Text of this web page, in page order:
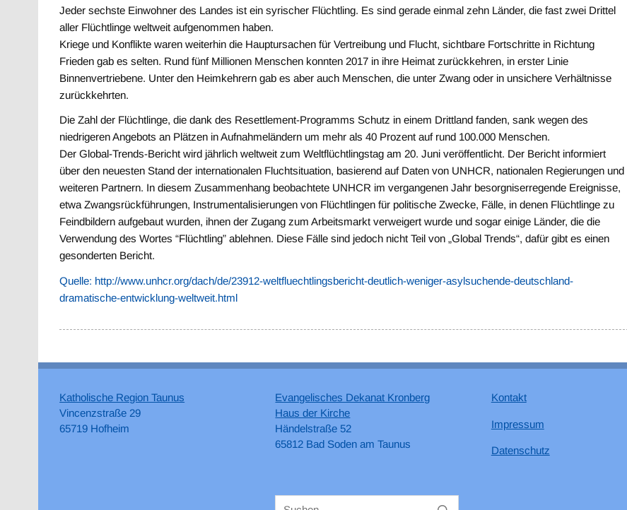
Jeder sechste Einwohner des Landes ist ein syrischer Flüchtling. Es sind gerade einmal zehn Länder, die fast zwei Drittel
aller Flüchtlinge weltweit aufgenommen haben.
Kriege und Konflikte waren weiterhin die Hauptursachen für Vertreibung und Flucht, sichtbare Fortschritte in Richtung
Frieden gab es selten. Rund fünf Millionen Menschen konnten 2017 in ihre Heimat zurückkehren, in erster Linie
Binnenvertriebene. Unter den Heimkehrern gab es aber auch Menschen, die unter Zwang oder in unsichere Verhältnisse
zurückkehrten.
Die Zahl der Flüchtlinge, die dank des Resettlement-Programms Schutz in einem Drittland fanden, sank wegen des
niedrigeren Angebots an Plätzen in Aufnahmeländern um mehr als 40 Prozent auf rund 100.000 Menschen.
Der Global-Trends-Bericht wird jährlich weltweit zum Weltflüchtlingstag am 20. Juni veröffentlicht. Der Bericht informiert
über den neuesten Stand der internationalen Fluchtsituation, basierend auf Daten von UNHCR, nationalen Regierungen und
weiteren Partnern. In diesem Zusammenhang beobachtete UNHCR im vergangenen Jahr besorgniserregende Ereignisse,
etwa Zwangsrückführungen, Instrumentalisierungen von Flüchtlingen für politische Zwecke, Fälle, in denen Flüchtlinge zu
Feindbildern aufgebaut wurden, ihnen der Zugang zum Arbeitsmarkt verweigert wurde und sogar einige Länder, die die
Verwendung des Wortes “Flüchtling” ablehnen. Diese Fälle sind jedoch nicht Teil von „Global Trends“, dafür gibt es einen
gesonderten Bericht.
Quelle: http://www.unhcr.org/dach/de/23912-weltfluechtlingsbericht-deutlich-weniger-asylsuchende-deutschland-
dramatische-entwicklung-weltweit.html
Katholische Region Taunus
Vincenzstraße 29
65719 Hofheim
Evangelisches Dekanat Kronberg
Haus der Kirche
Händelstraße 52
65812 Bad Soden am Taunus
Kontakt
Impressum
Datenschutz